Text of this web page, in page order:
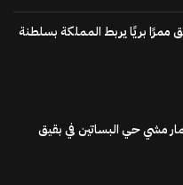
ممرًا بريًا يربط المملكة بسلطنة
مشي حي البساتين في بقيق